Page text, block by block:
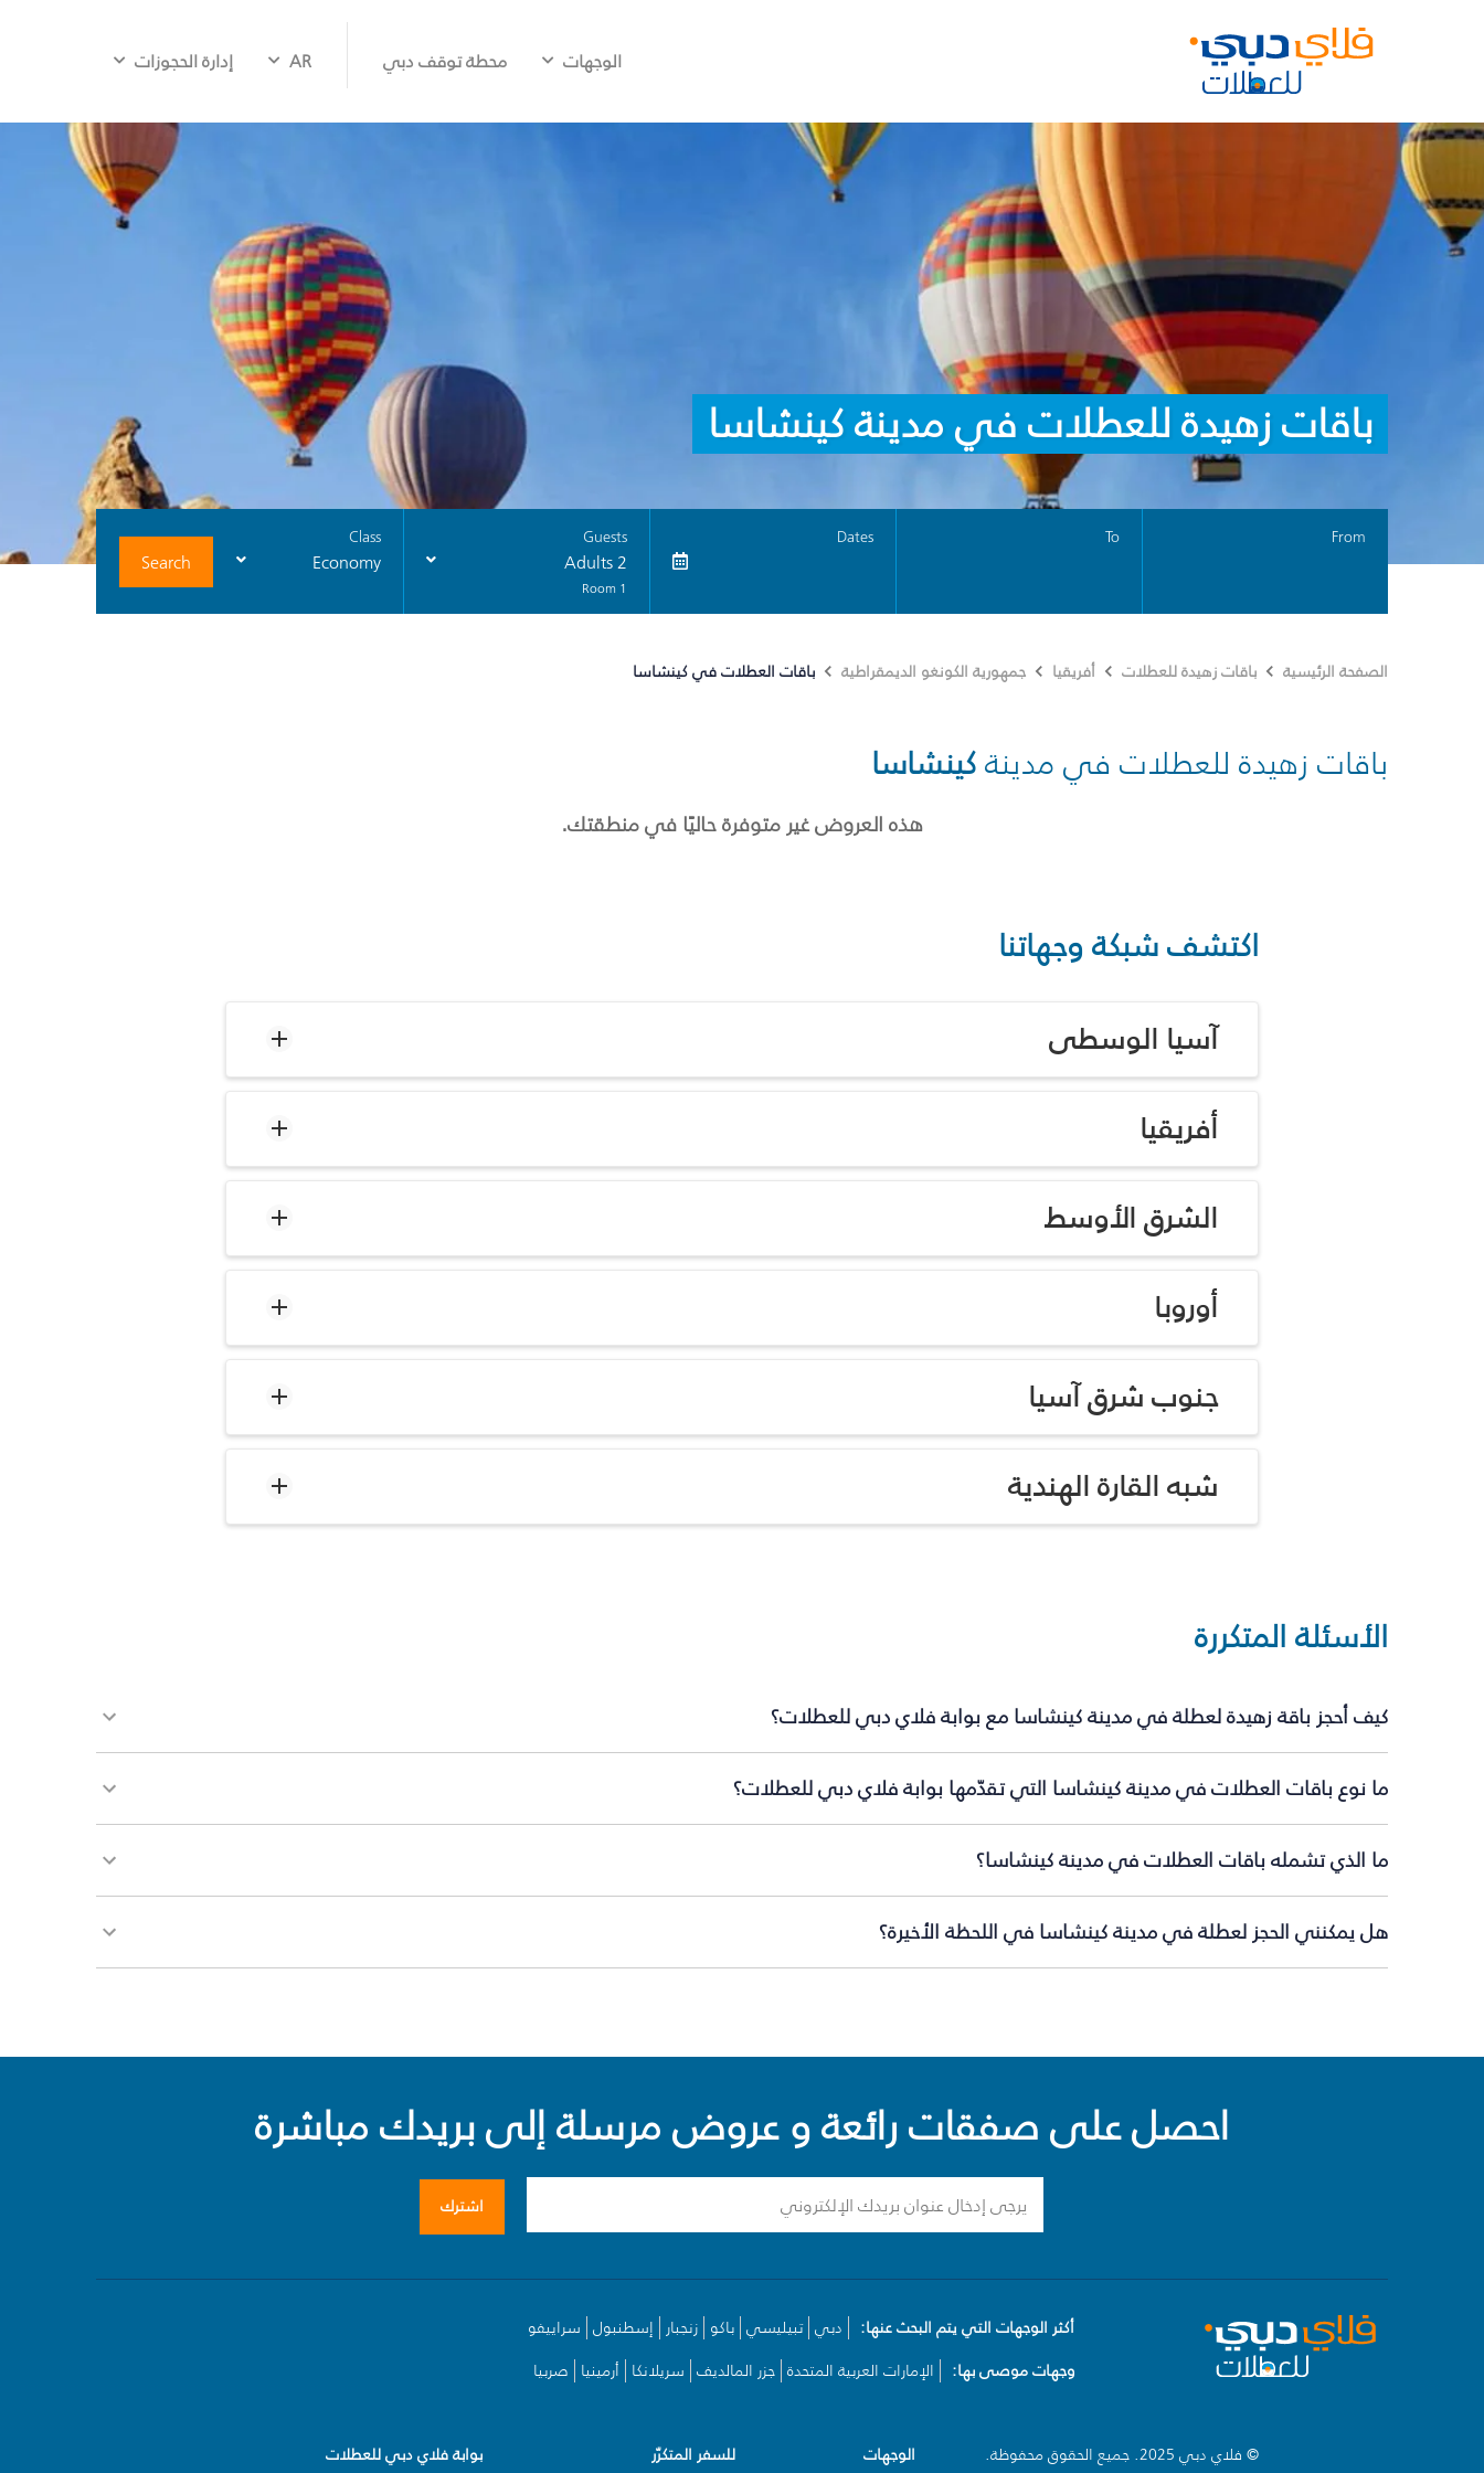
الوجهات محطة توقف دبي AR إدارة الحجوزات
باقات زهيدة للعطلات في مدينة كينشاسا
From
To
Dates
Guests
2 Adults
1 Room
Class
Economy
Search
الصفحة الرئيسية باقات زهيدة للعطلات أفريقيا جمهورية الكونغو الديمقراطية باقات العطلات في كينشاسا
باقات زهيدة للعطلات في مدينةكينشاسا
هذه العروض غير متوفرة حاليًا في منطقتك.
اكتشف شبكة وجهاتنا
آسيا الوسطى
أفريقيا
الشرق الأوسط
أوروبا
جنوب شرق آسيا
شبه القارة الهندية
الأسئلة المتكررة
كيف أحجز باقة زهيدة لعطلة في مدينة كينشاسا مع بوابة فلاي دبي للعطلات؟
ما نوع باقات العطلات في مدينة كينشاسا التي تقدّمها بوابة فلاي دبي للعطلات؟
ما الذي تشمله باقات العطلات في مدينة كينشاسا؟
هل يمكنني الحجز لعطلة في مدينة كينشاسا في اللحظة الأخيرة؟
احصل على صفقات رائعة و عروض مرسلة إلى بريدك مباشرة
اشترك
أكثر الوجهات التي يتم البحث عنها: دبي تبيليسي باكو زنجبار إسطنبول سراييفو
وجهات موصى بها:
الإمارات العربية المتحدة جزر المالديف سريلانكا أرمينيا صربيا
© فلاي دبي 2025. جميع الحقوق محفوظة.
الوجهات
للسفر المتكرّر
بوابة فلاي دبي للعطلات